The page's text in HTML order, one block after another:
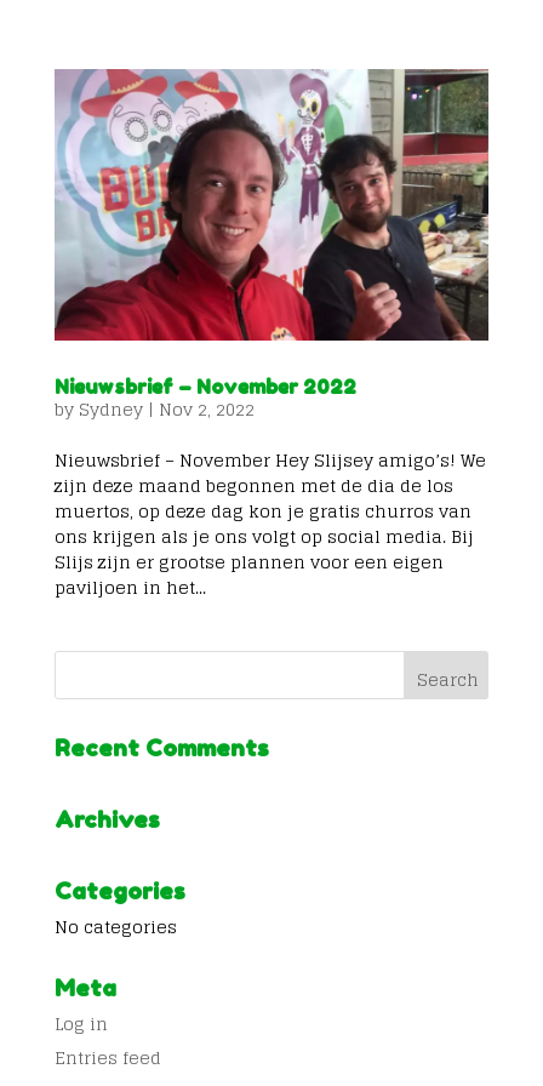
Nieuwsbrief – November 2022
by Sydney| Nov 2, 2022
Nieuwsbrief – November Hey Slijsey amigo’s! We
zijn deze maand begonnen met de dia de los
muertos, op deze dag kon je gratis churros van
ons krijgen als je ons volgt op social media. Bij
Slijs zijn er grootse plannen voor een eigen
paviljoen in het...
Recent Comments
Archives
Categories
No categories
Meta
Log in
Entries feed